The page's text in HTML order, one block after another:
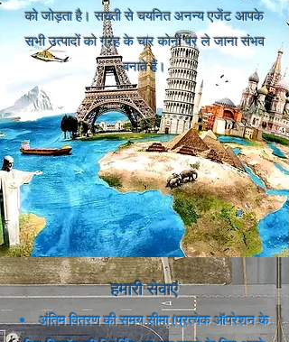
को जोड़ता है। सख्ती से चयनित अनन्य एजेंट आपके
सभी उत्पादों को ग्रह के चार कोनों पर ले जाना संभव
बनाते हैं।
हमारी सेवाएं
अंतिम वितरण की समय सीमा (प्रत्येक ऑपरेशन के